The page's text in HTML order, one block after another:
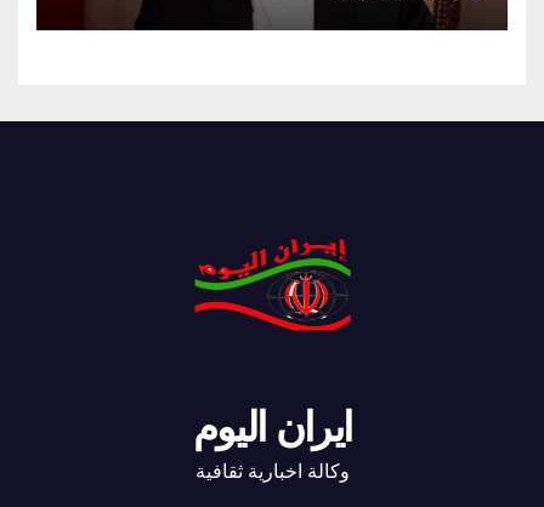
ايران اليوم
وكالة اخبارية ثقافية